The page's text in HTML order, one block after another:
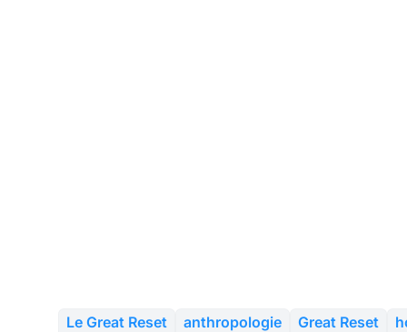
Le Great Reset anthropologie Great Reset